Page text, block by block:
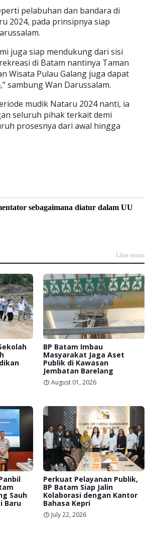
pelabuhan dan bandara di
2024, pada prinsipnya siap
juga siap mendukung dari sisi
di Batam nantinya Taman
Wisata Pulau Galang juga dapat
sambung Wan Darussalam.
mudik Nataru 2024 nanti, ia
seluruh pihak terkait demi
prosesnya dari awal hingga
sebagaimana diatur dalam UU
Lihat semua
BP Batam Imbau
Masyarakat Jaga Aset
Publik di Kawasan
Jembatan Barelang
August 01, 2026
Sauh
Baru
Perkuat Pelayanan Publik,
BP Batam Siap Jalin
Kolaborasi dengan Kantor
Bahasa Kepri
July 22, 2026